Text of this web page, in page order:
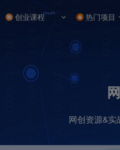
创业课程NEW 热门项目
网创资源&实